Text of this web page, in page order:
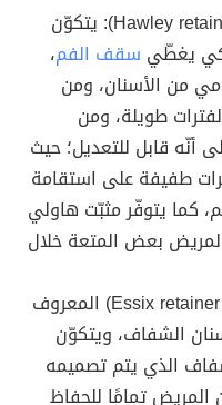
مثبّت هاولي (بالإنجليزيّة: Hawley retainer): يتكوّن
يغطّي سقف الفم،
من الأسنان، ومن
طويلة، ومن
أنّه قابل للتعديل؛ حيث
طفيفة على استقامة
كما يتوفّر مثبّت هاولي
بعض المتعة خلال
مثبّت إيسيكس (بالإنجليزيّة: Essix retainer) المعروف
الشفاف، ويتكوّن
الذي يتم تصميمه
تمامًا للحفاظ